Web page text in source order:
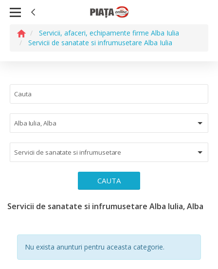
Servicii, afaceri, echipamente firme Alba Iulia
Servicii de sanatate si infrumusetare Alba Iulia
Alba Iulia, Alba
Servicii de sanatate si infrumusetare
CAUTA
Servicii de sanatate si infrumusetare Alba Iulia, Alba
Nu exista anunturi pentru aceasta categorie.